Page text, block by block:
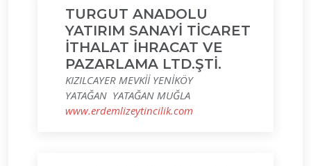
TURGUT ANADOLU
YATIRIM SANAYİ TİCARET
İTHALAT İHRACAT VE
PAZARLAMA LTD.ŞTİ.
KIZILCAYER MEVKİİ YENİKÖY
YATAĞAN YATAĞAN MUĞLA
www.erdemlizeytincilik.com